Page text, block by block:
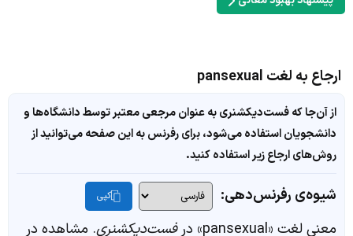
ارجاع به لغت pansexual
از آن‌جا که فست‌دیکشنری به عنوان مرجعی معتبر توسط دانشگاه‌ها و
دانشجویان استفاده می‌شود، برای رفرنس به این صفحه می‌توانید از
روش‌های ارجاع زیر استفاده کنید.
شیوه‌ی رفرنس‌دهی: کپی
معنی لغت «pansexual» در فست‌دیکشنری. مشاهده در